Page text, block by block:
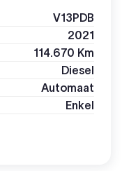
V13PDB
2021
114.670 Km
Diesel
Automaat
Enkel